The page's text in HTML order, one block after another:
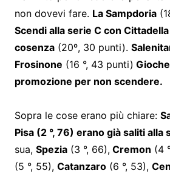
non dovevi fare. La Sampdoria
Scendi alla serie C con Cittadella
cosenza(20º, 30 punti).
Frosinone (16 °, 43 punti)
promozione per non scendere.
Sopra le cose erano più chiare:
Pisa (2 °, 76) erano già saliti alla
sua, Spezia(3 °, 66),Cremon (4
(5 °, 55), Catanzaro(6 °, 53),